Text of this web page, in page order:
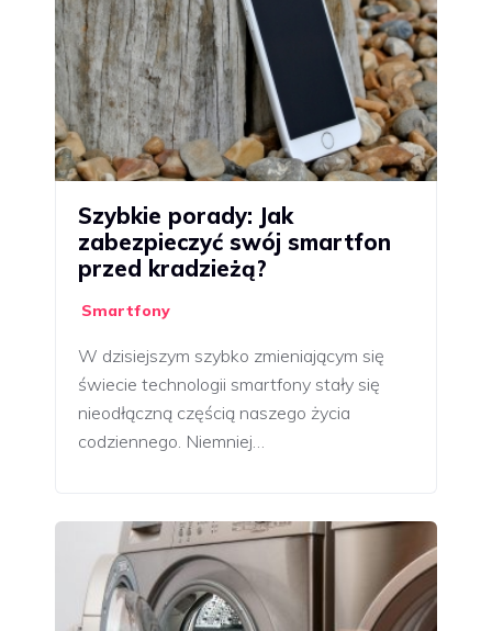
Szybkie porady: Jak
zabezpieczyć swój smartfon
przed kradzieżą?
Smartfony
W dzisiejszym szybko zmieniającym się
świecie technologii smartfony stały się
nieodłączną częścią naszego życia
codziennego. Niemniej…